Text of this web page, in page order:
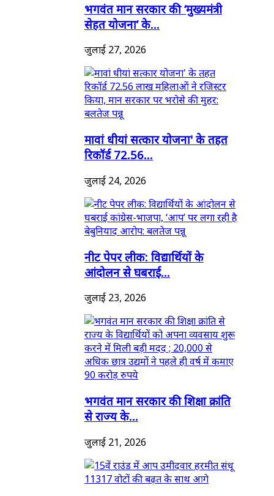
भगवंत मान सरकार की ‘मुख्यमंत्री
सेहत योजना’ के...
जुलाई 27, 2026
मावां धीयां सत्कार योजना' के तहत
रिकॉर्ड 72.56...
जुलाई 24, 2026
नीट पेपर लीक: विद्यार्थियों के
आंदोलन से घबराई...
जुलाई 23, 2026
भगवंत मान सरकार की शिक्षा क्रांति
से राज्य के...
जुलाई 21, 2026